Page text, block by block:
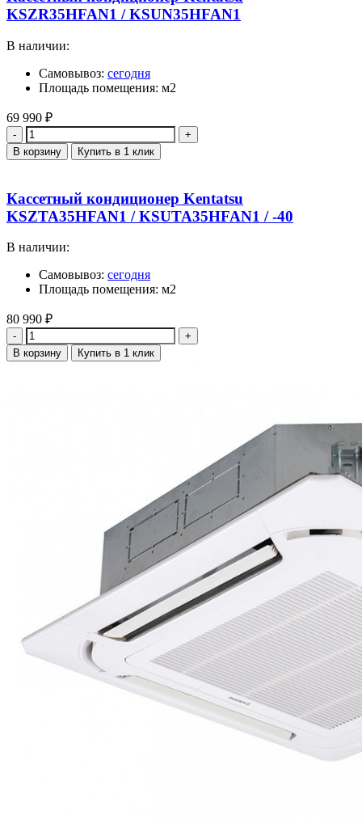
KSZR35HFAN1 / KSUN35HFAN1
В наличии:
Самовывоз: сегодня
Площадь помещения: м2
69 990 ₽
Количество
В корзину Купить в 1 клик
Кассетный кондиционер Kentatsu
KSZTA35HFAN1 / KSUTA35HFAN1 / -40
В наличии:
Самовывоз: сегодня
Площадь помещения: м2
80 990 ₽
Количество
В корзину Купить в 1 клик